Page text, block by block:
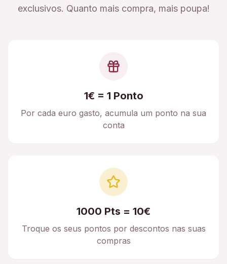
exclusivos. Quanto mais compra, mais poupa!
1€ = 1 Ponto
Por cada euro gasto, acumula um ponto na sua
conta
1000 Pts = 10€
Troque os seus pontos por descontos nas suas
compras